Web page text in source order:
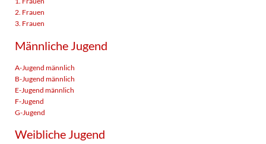
2. Frauen
3. Frauen
Männliche Jugend
A-Jugend männlich
B-Jugend männlich
E-Jugend männlich
F-Jugend
G-Jugend
Weibliche Jugend